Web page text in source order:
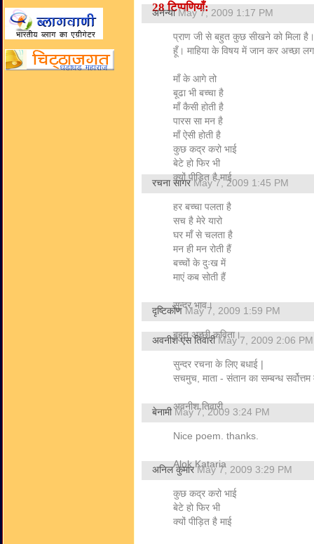
28 टिप्पणियाँ:
अनन्या May 7, 2009 1:17 PM
प्राण जी से बहुत कुछ सीखने को मिला
हूँ। माहिया के विषय में जान कर अच्छा
माँ के आगे तो
बूढा भी बच्चा है
माँ कैसी होती है
पारस सा मन है
माँ ऐसी होती है
कुछ कद्र करो भाई
बेटे हो फिर भी
क्यों पीड़ित है माई
रचना सागर May 7, 2009 1:45 PM
हर बच्चा पलता है
सच है मेरे यारो
घर माँ से चलता है
मन ही मन रोती हैं
बच्चों के दुःख में
माएं कब सोती हैं
सुन्दर भाव।
दृष्टिकोण May 7, 2009 1:59 PM
बहुत अच्छी कविता।
अवनीश एस तिवारी May 7, 2009 2:06 PM
सुन्दर रचना के लिए बधाई |
सचमुच, माता - संतान का सम्बन्ध सर्वोत्तम
अवनीश तिवारी
बेनामी May 7, 2009 3:24 PM
Nice poem. thanks.
Alok Kataria
अनिल कुमार May 7, 2009 3:29 PM
कुछ कद्र करो भाई
बेटे हो फिर भी
क्यों पीड़ित है माई